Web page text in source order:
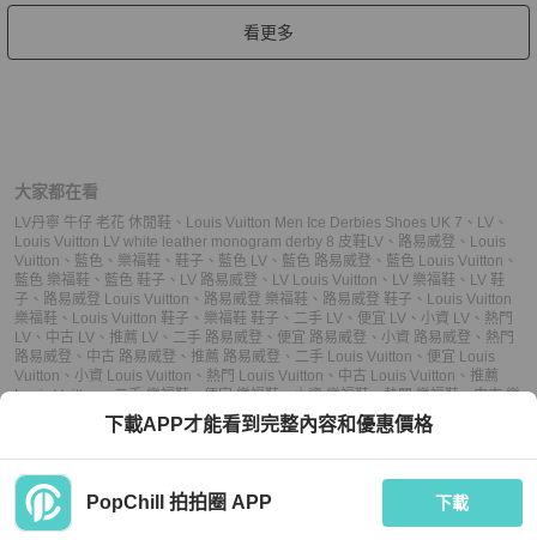
看更多
大家都在看
LV丹寧 牛仔 老花 休閒鞋 、 Louis Vuitton Men Ice Derbies Shoes UK 7 、 LV 、
Louis Vuitton LV white leather monogram derby 8 皮鞋LV 、 路易威登 、 Louis
Vuitton 、 藍色 、 樂福鞋 、 鞋子 、 藍色 LV 、 藍色 路易威登 、 藍色 Louis Vuitton 、
藍色 樂福鞋 、 藍色 鞋子 、 LV 路易威登 、 LV Louis Vuitton 、 LV 樂福鞋 、 LV 鞋
子 、 路易威登 Louis Vuitton 、 路易威登 樂福鞋 、 路易威登 鞋子 、 Louis Vuitton
樂福鞋 、 Louis Vuitton 鞋子 、 樂福鞋 鞋子 、 二手 LV 、 便宜 LV 、 小資 LV 、 熱門
LV 、 中古 LV 、 推薦 LV 、 二手 路易威登 、 便宜 路易威登 、 小資 路易威登 、 熱門
路易威登 、 中古 路易威登 、 推薦 路易威登 、 二手 Louis Vuitton 、 便宜 Louis
Vuitton 、 小資 Louis Vuitton 、 熱門 Louis Vuitton 、 中古 Louis Vuitton 、 推薦
Louis Vuitton、二手 樂福鞋、便宜 樂福鞋、小資 樂福鞋、熱門 樂福鞋、中古 樂
推薦 樂福鞋、 二手 鞋子、便宜 鞋子、 小資 鞋子、熱門 鞋子
下載APP才能看到完整內容和優惠價格
PopChill 拍拍圈 APP 下載